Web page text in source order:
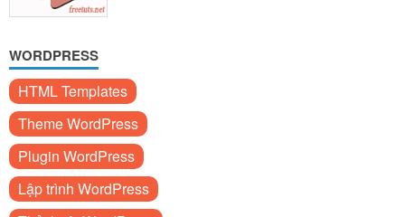
WORDPRESS
HTML Templates
Theme WordPress
Plugin WordPress
Lập trình WordPress